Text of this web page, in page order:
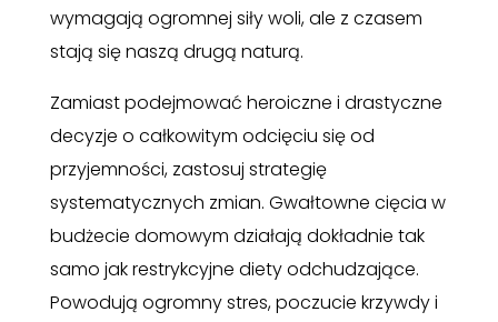
wymagają ogromnej siły woli, ale z czasem
stają się naszą drugą naturą.
Zamiast podejmować heroiczne i drastyczne
decyzje o całkowitym odcięciu się od
przyjemności, zastosuj strategię
systematycznych zmian. Gwałtowne cięcia w
budżecie domowym działają dokładnie tak
samo jak restrykcyjne diety odchudzające.
Powodują ogromny stres, poczucie krzywdy i